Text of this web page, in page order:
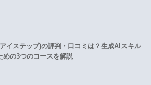
イステップ)の評判・口コミは？生成AIスキル
めの3つのコースを解説